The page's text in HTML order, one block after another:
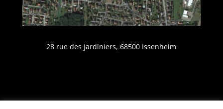
28 rue des jardiniers, 68500 Issenheim